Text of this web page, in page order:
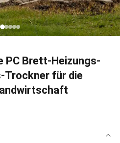
PC Brett-Heizungs-
Trockner für die